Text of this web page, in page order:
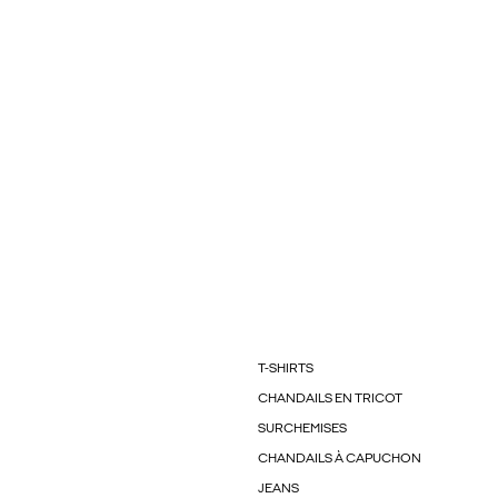
T-SHIRTS
CHANDAILS EN TRICOT
SURCHEMISES
CHANDAILS À CAPUCHON
JEANS